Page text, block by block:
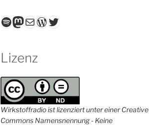
Spotify
Mastodon
E-MailWordPress
Twitter
Lizenz
Wirkstoffradio ist lizenziert unter einer Creative
Commons Namensnennung - Keine